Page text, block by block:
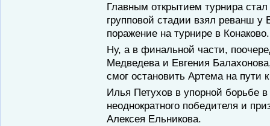
Главным открытием турнира
групповой стадии взял реванш у
поражение на турнире в Конаково.
Ну, а в финальной части,
Медведева и Евгения
смог остановить Артема на пути
Илья Петухов в упорной борьбе
неоднократного победителя и
Алексея Ельникова.